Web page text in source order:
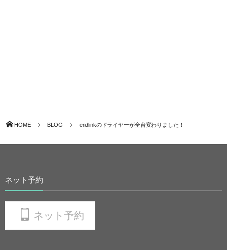
HOME BLOG endlinkのドライヤーが全台変わりました！
ネット予約
ネット予約